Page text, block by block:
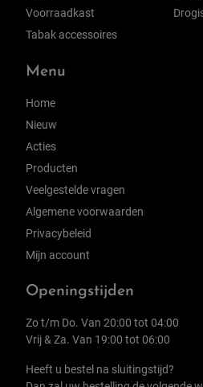
Voorraadkast
Tabak accessoires
Menu
Home
Nieuw
Acties
Producten
Veelgestelde vragen
Algemene voorwaarden
Privacybeleid
Mijn account
Openingstijden
Zo t/m Do. Van 20:00 tot 04:00
Vrij & Za. Van 19:00 tot 06:00
Heeft u bestel na sluitingstijd?